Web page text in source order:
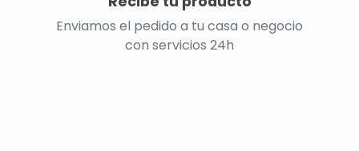
Enviamos el pedido a tu casa o negocio
con servicios 24h